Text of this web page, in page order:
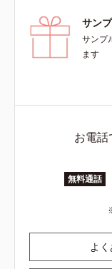
サン
サンプ
ます
お電
無料通話
よ